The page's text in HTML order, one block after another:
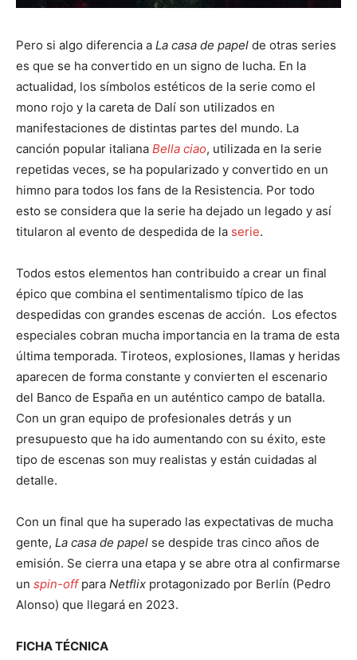
Pero si algo diferencia a La casa de papel de otras series
es que se ha convertido en un signo de lucha. En la
actualidad, los símbolos estéticos de la serie como el
mono rojo y la careta de Dalí son utilizados en
manifestaciones de distintas partes del mundo. La
canción popular italiana Bella ciao, utilizada en la serie
repetidas veces, se ha popularizado y convertido en un
himno para todos los fans de la Resistencia. Por todo
esto se considera que la serie ha dejado un legado y así
titularon al evento de despedida de la serie.
Todos estos elementos han contribuido a crear un final
épico que combina el sentimentalismo típico de las
despedidas con grandes escenas de acción. Los efectos
especiales cobran mucha importancia en la trama de esta
última temporada. Tiroteos, explosiones, llamas y heridas
aparecen de forma constante y convierten el escenario
del Banco de España en un auténtico campo de batalla.
Con un gran equipo de profesionales detrás y un
presupuesto que ha ido aumentando con su éxito, este
tipo de escenas son muy realistas y están cuidadas al
detalle.
Con un final que ha superado las expectativas de mucha
gente, La casa de papel se despide tras cinco años de
emisión. Se cierra una etapa y se abre otra al confirmarse
un spin-offpara Netflix protagonizado por Berlín (Pedro
Alonso) que llegará en 2023.
FICHA TÉCNICA